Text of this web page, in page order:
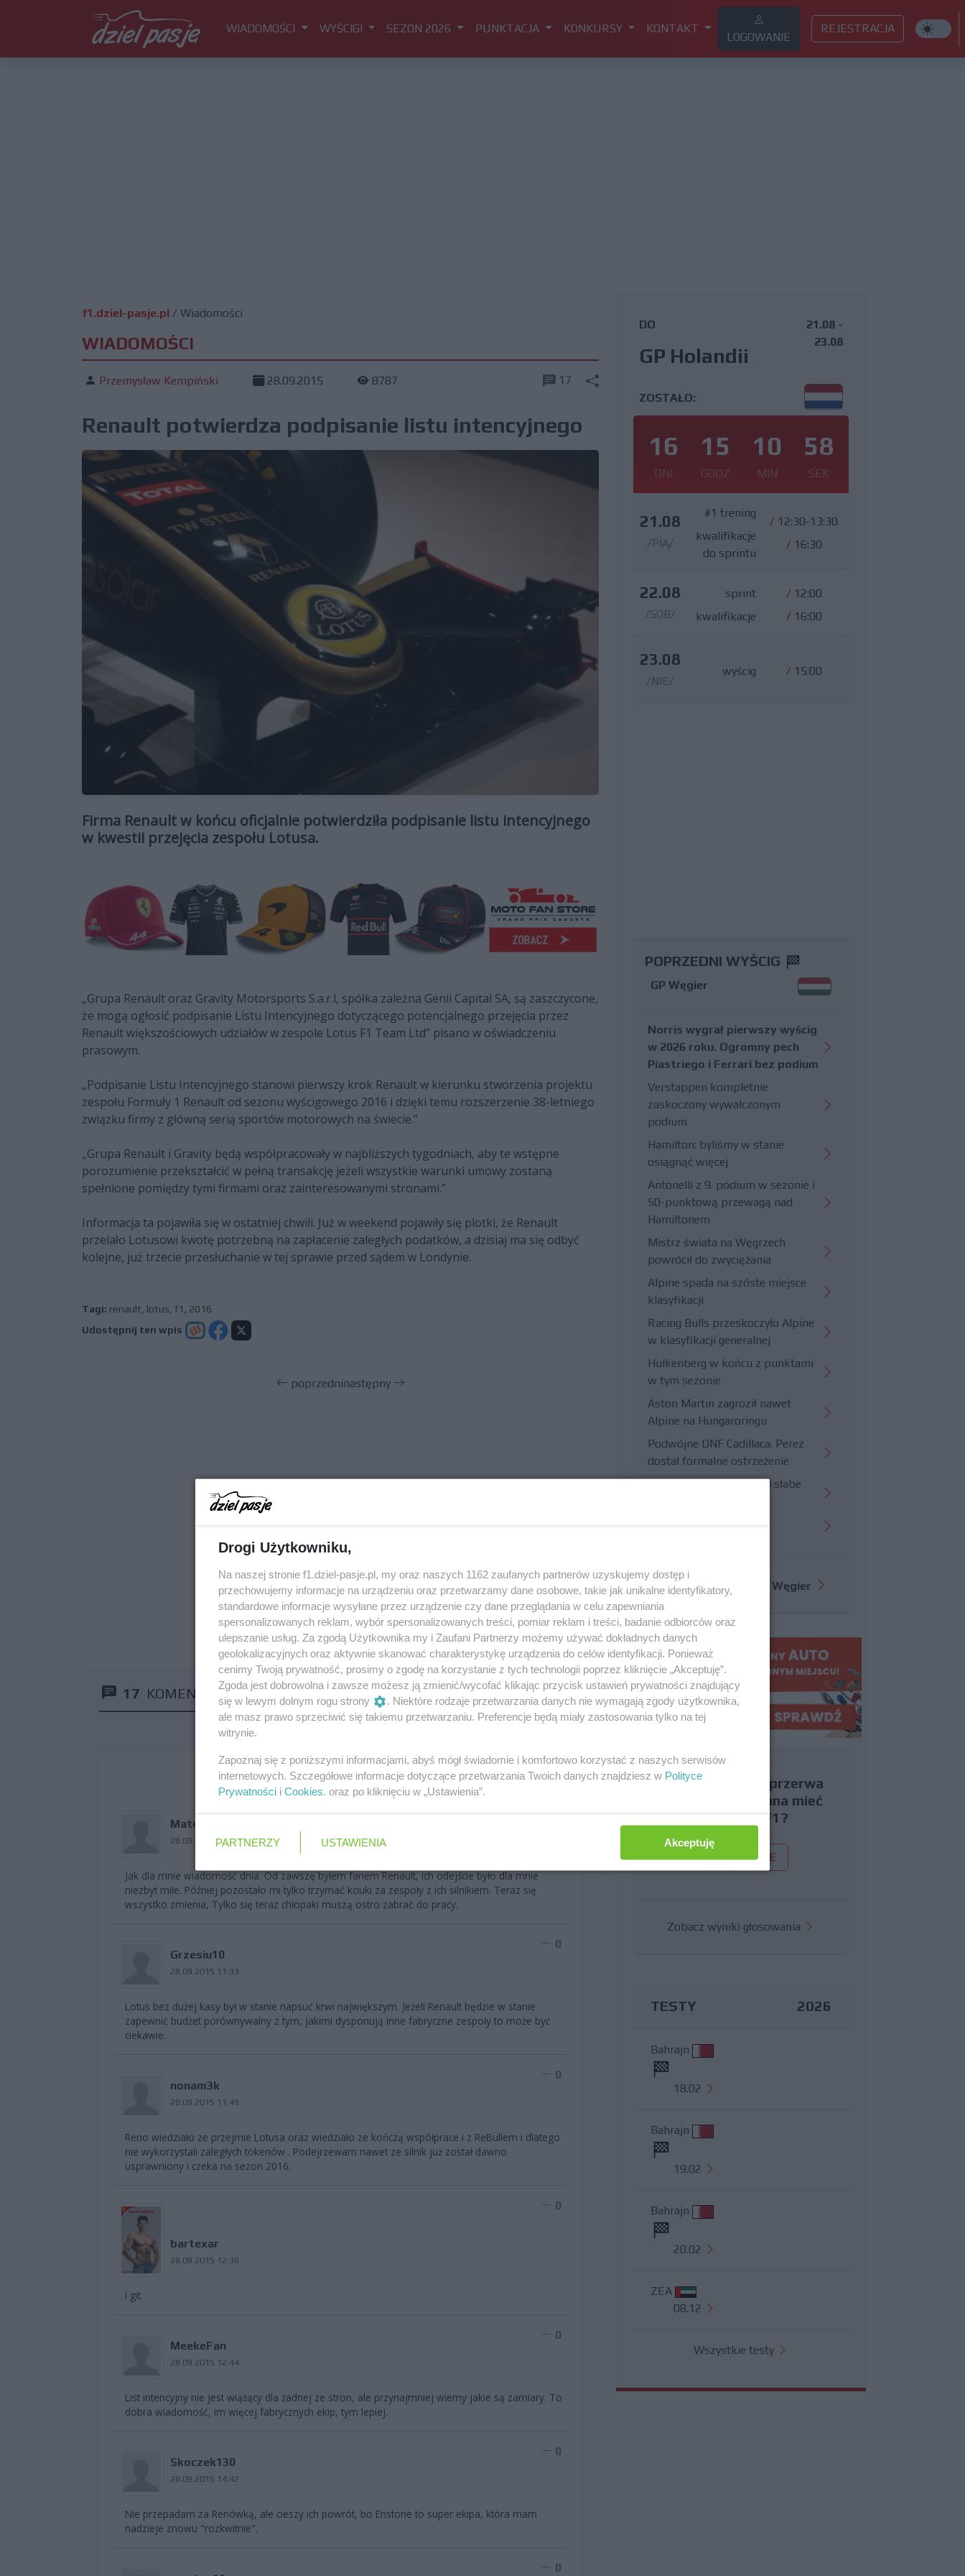
WIADOMOŚCI WYŚCIGI SEZON 2026 PUNKTACJA KONKURSY KONTAKT
LOGOWANIE
REJESTRACJA
f1.dziel-pasje.pl / Wiadomości
WIADOMOŚCI
Przemysław Kempiński 28.09.2015 8787 17
Renault potwierdza podpisanie listu intencyjnego
Firma Renault w końcu oficjalnie potwierdziła podpisanie listu intencyjnego
w kwestii przejęcia zespołu Lotusa.
„Grupa Renault oraz Gravity Motorsports S.a.r.l, spółka zależna Genii Capital SA, są zaszczycone,
że mogą ogłosić podpisanie Listu Intencyjnego dotyczącego potencjalnego przejęcia przez
Renault większościowych udziałów w zespole Lotus F1 Team Ltd” pisano w oświadczeniu
prasowym.
„Podpisanie Listu Intencyjnego stanowi pierwszy krok Renault w kierunku stworzenia projektu
zespołu Formuły 1 Renault od sezonu wyścigowego 2016 i dzięki temu rozszerzenie 38-letniego
związku firmy z główną serią sportów motorowych na świecie.”
„Grupa Renault i Gravity będą współpracowały w najbliższych tygodniach, aby te wstępne
porozumienie przekształcić w pełną transakcję jeżeli wszystkie warunki umowy zostaną
spełnione pomiędzy tymi firmami oraz zainteresowanymi stronami.”
Informacja ta pojawiła się w ostatniej chwili. Już w weekend pojawiły się plotki, że Renault
przelało Lotusowi kwotę potrzebną na zapłacenie zaległych podatków, a dzisiaj ma się odbyć
kolejne, już trzecie przesłuchanie w tej sprawie przed sądem w Londynie.
Tagi: renault lotus f1
2016
Udostępnij ten wpis
poprzedninastępny
17 KOMENTARZY
Mateo_R19
28.09.2015 10:31
Jak dla mnie wiadomość dnia. Od zawszę byłem fanem Renault, ich odejście było dla mnie
niezbyt miłe. Później pozostało mi tylko trzymać kciuki za zespoły z ich silnikiem. Teraz się
wszystko zmienia, Tylko się teraz chłopaki muszą ostro zabrać do pracy.
Grzesiu10
28.09.2015 11:33
0
Lotus bez dużej kasy był w stanie napsuć krwi największym. Jeżeli Renault będzie w stanie
zapewnić budżet porównywalny z tym, jakimi dysponują inne fabryczne zespoły to może być
ciekawie.
nonam3k
28.09.2015 11:49
0
Reno wiedziało ze przejmie Lotusa oraz wiedziało ze kończą współprace i z ReBullem i dlatego
nie wykorzystali zaległych tokenów . Podejrzewam nawet ze silnik już został dawno
usprawniony i czeka na sezon 2016.
bartexar
28.09.2015 12:38
0
I git.
MeekeFan
28.09.2015 12:44
0
List intencyjny nie jest wiążący dla żadnej ze stron, ale przynajmniej wiemy jakie są zamiary. To
dobra wiadomość, im więcej fabrycznych ekip, tym lepiej.
Skoczek130
28.09.2015 14:42
0
Nie przepadam za Renówką, ale cieszy ich powrót, bo Enstone to super ekipa, która mam
nadzieje znowu "rozkwitnie".
0
DO
GP Holandii
21.08 -
23.08
ZOSTAŁO:
16
DNI
15
GODZ
10
MIN
57
SEK
21.08
/PIĄ/
#1 trening
kwalifikacje
do sprintu
/ 12:30-13:30
/ 16:30
22.08
/SOB/
sprint
kwalifikacje
/ 12:00
/ 16:00
23.08
/NIE/
wyścig / 15:00
POPRZEDNI WYŚCIG
GP Węgier
Norris wygrał pierwszy wyścig
w 2026 roku. Ogromny pech
Piastriego i Ferrari bez podium
Verstappen kompletnie
zaskoczony wywalczonym
podium
Hamilton: byliśmy w stanie
osiągnąć więcej
Antonelli z 9. podium w sezonie i
50-punktową przewagą nad
Hamiltonem
Mistrz świata na Węgrzech
powrócił do zwyciężania
Alpine spada na szóste miejsce
klasyfikacji
Racing Bulls przeskoczyło Alpine
w klasyfikacji generalnej
Hulkenberg w końcu z punktami
w tym sezonie
Aston Martin zagroził nawet
Alpine na Hungaroringu
Podwójne DNF Cadillaca. Perez
dostał formalne ostrzeżenie
Hungaroring potwierdził słabe
Więcej informacji o GP Węgier
Czy uważasz, że przerwa
wakacyjna powinna mieć
miejsce w F1?
TAK NIE
Zobacz wyniki głosowania
TESTY 2026
Bahrajn
18.02
Bahrajn
19.02
Bahrajn
20.02
ZEA
08.12
Wszystkie testy
Drogi Użytkowniku,
Na naszej stronie f1.dziel-pasje.pl, my oraz naszych 1162 zaufanych partnerów uzyskujemy dostęp i
przechowujemy informacje na urządzeniu oraz przetwarzamy dane osobowe, takie jak unikalne identyfikatory,
standardowe informacje wysyłane przez urządzenie czy dane przeglądania w celu zapewniania
spersonalizowanych reklam, wybór spersonalizowanych treści, pomiar reklam i treści, badanie odbiorców oraz
ulepszanie usług. Za zgodą Użytkownika my i Zaufani Partnerzy możemy używać dokładnych danych
geolokalizacyjnych oraz aktywnie skanować charakterystykę urządzenia do celów identyfikacji. Ponieważ
cenimy Twoją prywatność, prosimy o zgodę na korzystanie z tych technologii poprzez kliknięcie „Akceptuję”.
Zgoda jest dobrowolna i zawsze możesz ją zmienić/wycofać klikając przycisk ustawień prywatności znajdujący
się w lewym dolnym rogu strony
. Niektóre rodzaje przetwarzania danych nie wymagają zgody użytkownika,
ale masz prawo sprzeciwić się takiemu przetwarzaniu. Preferencje będą miały zastosowania tylko na tej
witrynie.
Zapoznaj się z poniższymi informacjami, abyś mógł świadomie i komfortowo korzystać z naszych serwisów
internetowych. Szczegółowe informacje dotyczące przetwarzania Twoich danych znajdziesz w Polityce
Prywatności i Cookies. oraz po kliknięciu w „Ustawienia”.
PARTNERZY USTAWIENIA Akceptuję